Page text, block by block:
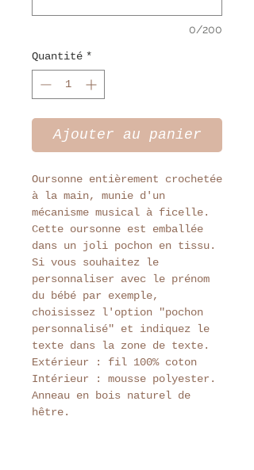
0/200
Quantité *
Ajouter au panier
Oursonne entièrement crochetée
à la main, munie d'un
mécanisme musical à ficelle.
Cette oursonne est emballée
dans un joli pochon en tissu.
Si vous souhaitez le
personnaliser avec le prénom
du bébé par exemple,
choisissez l'option "pochon
personnalisé" et indiquez le
texte dans la zone de texte.
Extérieur : fil 100% coton
Intérieur : mousse polyester.
Anneau en bois naturel de
hêtre.